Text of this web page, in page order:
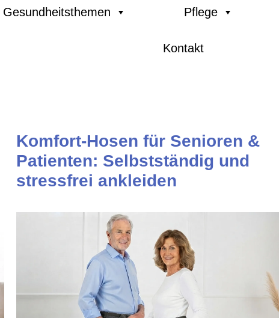
Gesundheitsthemen Pflege
Kontakt
Komfort-Hosen für Senioren &
Patienten: Selbstständig und
stressfrei ankleiden